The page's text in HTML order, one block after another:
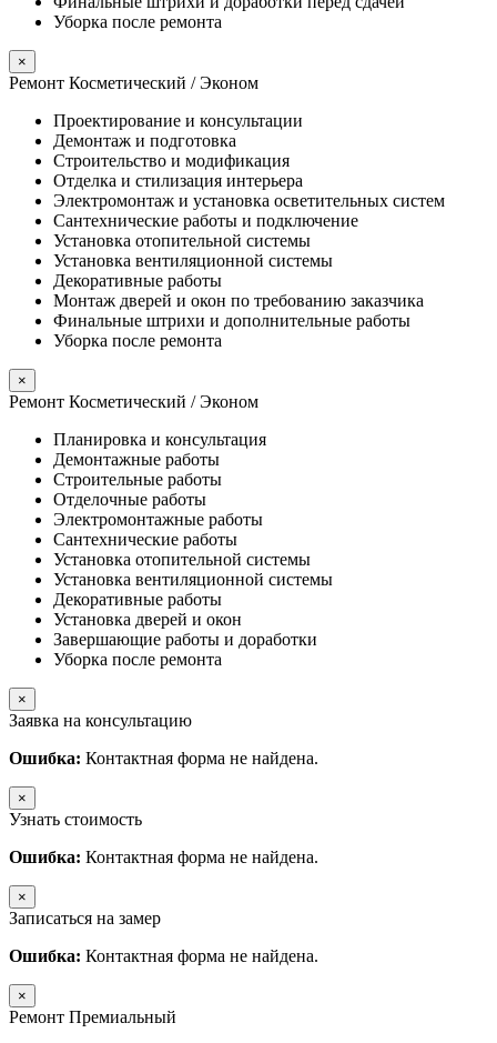
Уборка после ремонта
×
Ремонт Косметический / Эконом​
Проектирование и консультации
Демонтаж и подготовка
Строительство и модификация
Отделка и стилизация интерьера
Электромонтаж и установка осветительных систем
Сантехнические работы и подключение
Установка отопительной системы
Установка вентиляционной системы
Декоративные работы
Монтаж дверей и окон по требованию заказчика
Финальные штрихи и дополнительные работы
Уборка после ремонта
×
Ремонт Косметический / Эконом​
Планировка и консультация
Демонтажные работы
Строительные работы
Отделочные работы
Электромонтажные работы
Сантехнические работы
Установка отопительной системы
Установка вентиляционной системы
Декоративные работы
Установка дверей и окон
Завершающие работы и доработки
Уборка после ремонта
×
Заявка на консультацию
Ошибка: Контактная форма не найдена.
×
Узнать стоимость
Ошибка: Контактная форма не найдена.
×
Записаться на замер
Ошибка: Контактная форма не найдена.
×
Ремонт Премиальный